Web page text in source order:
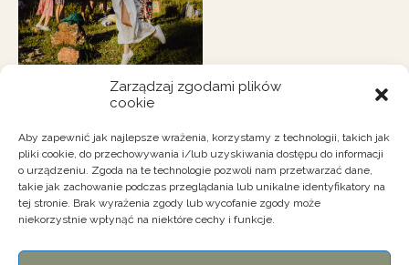
Zarządzaj zgodami plików
cookie
Aby zapewnić jak najlepsze wrażenia, korzystamy z technologii, takich jak
pliki cookie, do przechowywania i/lub uzyskiwania dostępu do informacji
o urządzeniu. Zgoda na te technologie pozwoli nam przetwarzać dane,
takie jak zachowanie podczas przeglądania lub unikalne identyfikatory na
tej stronie. Brak wyrażenia zgody lub wycofanie zgody może
niekorzystnie wpłynąć na niektóre cechy i funkcje.
kontakt@wszedzie-dobrze.pl